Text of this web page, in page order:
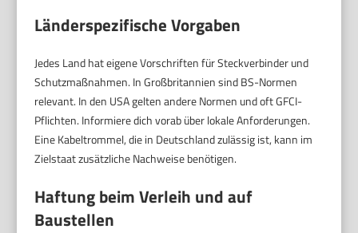
Länderspezifische Vorgaben
Jedes Land hat eigene Vorschriften für Steckverbinder und
Schutzmaßnahmen. In Großbritannien sind BS-Normen
relevant. In den USA gelten andere Normen und oft GFCI-
Pflichten. Informiere dich vorab über lokale Anforderungen.
Eine Kabeltrommel, die in Deutschland zulässig ist, kann im
Zielstaat zusätzliche Nachweise benötigen.
Haftung beim Verleih und auf
Baustellen